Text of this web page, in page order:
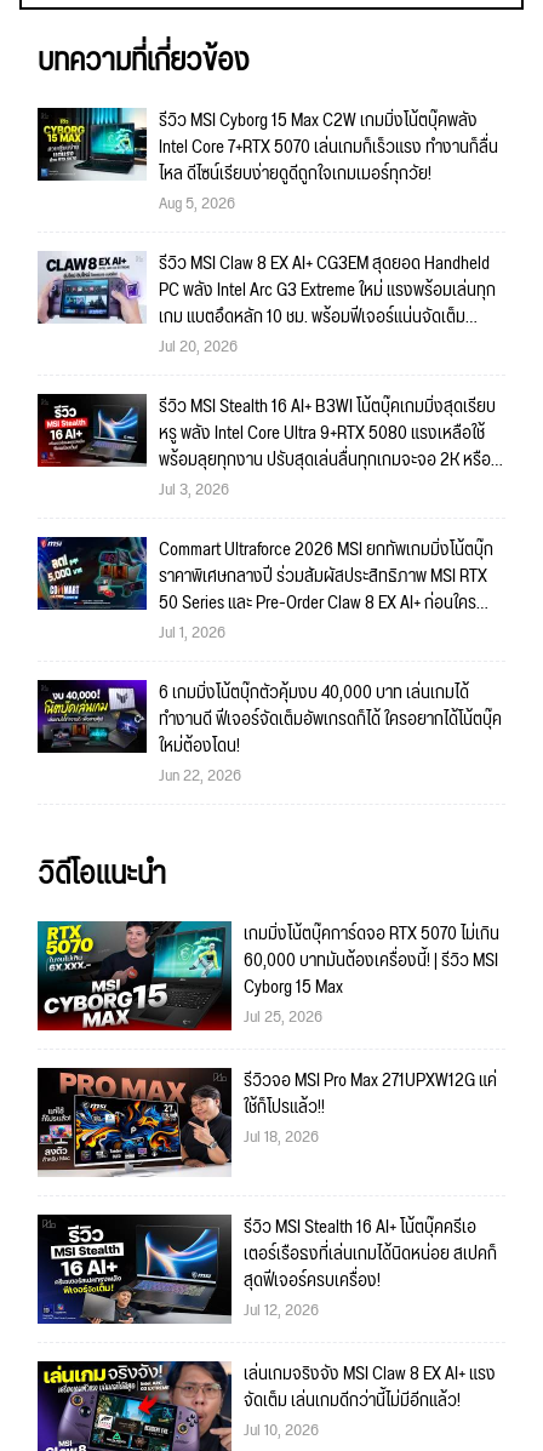
บทความที่เกี่ยวข้อง
รีวิว MSI Cyborg 15 Max C2W เกมมิ่งโน้ตบุ๊คพลัง
Intel Core 7+RTX 5070 เล่นเกมก็เร็วแรง ทำงานก็ลื่น
ไหล ดีไซน์เรียบง่ายดูดีถูกใจเกมเมอร์ทุกวัย!
Aug 5, 2026
รีวิว MSI Claw 8 EX AI+ CG3EM สุดยอด Handheld
PC พลัง Intel Arc G3 Extreme ใหม่ แรงพร้อมเล่นทุก
เกม แบตอึดหลัก 10 ชม. พร้อมฟีเจอร์แน่นจัดเต็ม
ถึงใจ!!
Jul 20, 2026
รีวิว MSI Stealth 16 AI+ B3WI โน้ตบุ๊คเกมมิ่งสุดเรียบ
หรู พลัง Intel Core Ultra 9+RTX 5080 แรงเหลือใช้
พร้อมลุยทุกงาน ปรับสุดเล่นลื่นทุกเกมจะจอ 2K หรือ
4K ก็สบายมาก!!
Jul 3, 2026
Commart Ultraforce 2026 MSI ยกทัพเกมมิ่งโน้ตบุ๊ก
ราคาพิเศษกลางปี ร่วมสัมผัสประสิทธิภาพ MSI RTX
50 Series และ Pre-Order Claw 8 EX AI+ ก่อนใคร
พร้อมของรางวัลเข้าร่วมกิจกรรมในงาน!
Jul 1, 2026
6 เกมมิ่งโน้ตบุ๊กตัวคุ้มงบ 40,000 บาท เล่นเกมได้
ทำงานดี ฟีเจอร์จัดเต็มอัพเกรดก็ได้ ใครอยากได้โน้ตบุ๊ค
ใหม่ต้องโดน!
Jun 22, 2026
วิดีโอแนะนำ
เกมมิ่งโน้ตบุ๊คการ์ดจอ RTX 5070 ไม่เกิน
60,000 บาทมันต้องเครื่องนี้! | รีวิว MSI
Cyborg 15 Max
Jul 25, 2026
รีวิวจอ MSI Pro Max 271UPXW12G แค่
ใช้ก็โปรแล้ว!!
Jul 18, 2026
รีวิว MSI Stealth 16 AI+ โน้ตบุ๊คครีเอ
เตอร์เรือธงที่เล่นเกมได้นิดหน่อย สเปคก็
สุดฟีเจอร์ครบเครื่อง!
Jul 12, 2026
เล่นเกมจริงจัง MSI Claw 8 EX AI+ แรง
จัดเต็ม เล่นเกมดีกว่านี้ไม่มีอีกแล้ว!
Jul 10, 2026